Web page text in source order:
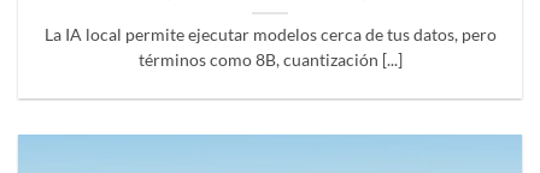
La IA local permite ejecutar modelos cerca de tus datos, pero
términos como 8B, cuantización [...]